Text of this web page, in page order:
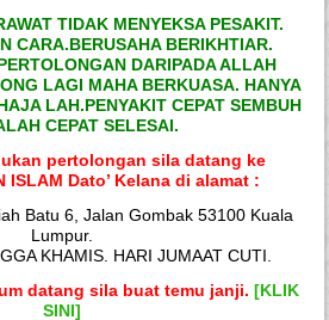
TIDAK MENYEKSA PESAKIT.
CARA.BERUSAHA BERIKHTIAR.
DARIPADA ALLAH
LAGI MAHA BERKUASA. HANYA
LAH.PENYAKIT CEPAT SEMBUH
CEPAT SELESAI.
pertolongan sila datang ke
ISLAM Dato’ Kelana di alamat :
Batu 6, Jalan Gombak 53100 Kuala
Lumpur.
KHAMIS. HARI JUMAAT CUTI.
datang sila buat temu janji. [KLIK
SINI]